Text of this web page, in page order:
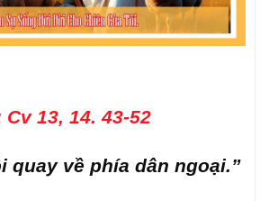
13, 14. 43-52
quay về phía dân ngoại.”